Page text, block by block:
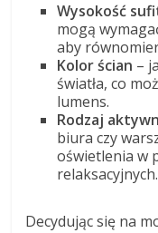
Wysokość
mogą
aby
Kolor ścian –
światła, co
lumens.
Rodzaj
biura czy
oświetlenia w
relaksacyjnych.
Decydując się na